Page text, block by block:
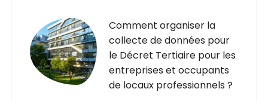
Comment organiser la
collecte de données pour
le Décret Tertiaire pour les
entreprises et occupants
de locaux professionnels ?